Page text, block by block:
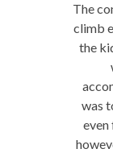
The
climb
the
was